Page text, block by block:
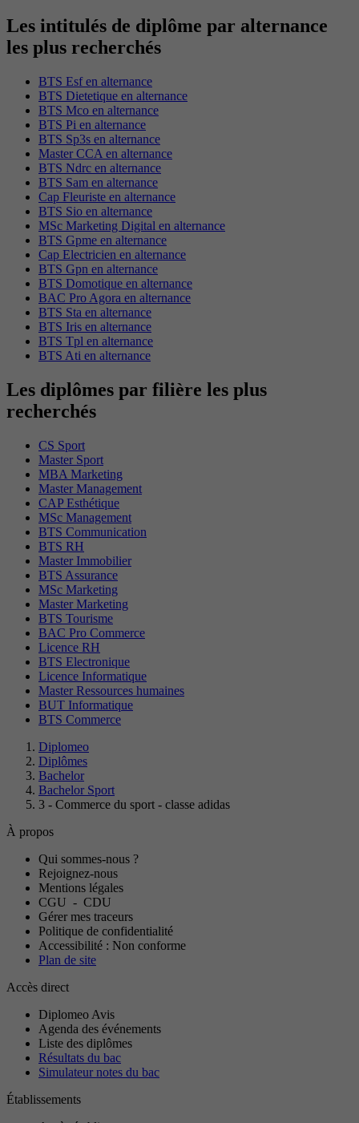
Les intitulés de diplôme par alternance
les plus recherchés
BTS Esf en alternance
BTS Dietetique en alternance
BTS Mco en alternance
BTS Pi en alternance
BTS Sp3s en alternance
Master CCA en alternance
BTS Ndrc en alternance
BTS Sam en alternance
Cap Fleuriste en alternance
BTS Sio en alternance
MSc Marketing Digital en alternance
BTS Gpme en alternance
Cap Electricien en alternance
BTS Gpn en alternance
BTS Domotique en alternance
BAC Pro Agora en alternance
BTS Sta en alternance
BTS Iris en alternance
BTS Tpl en alternance
BTS Ati en alternance
Les diplômes par filière les plus
recherchés
CS Sport
Master Sport
MBA Marketing
Master Management
CAP Esthétique
MSc Management
BTS Communication
BTS RH
Master Immobilier
BTS Assurance
MSc Marketing
Master Marketing
BTS Tourisme
BAC Pro Commerce
Licence RH
BTS Electronique
Licence Informatique
Master Ressources humaines
BUT Informatique
BTS Commerce
Diplomeo
Diplômes
Bachelor
Bachelor Sport
3 - Commerce du sport - classe adidas
À propos
Qui sommes-nous ?
Rejoignez-nous
Mentions légales
CGU - CDU
Gérer mes traceurs
Politique de confidentialité
Accessibilité : Non conforme
Plan de site
Accès direct
Diplomeo Avis
Agenda des événements
Liste des diplômes
Résultats du bac
Simulateur notes du bac
Établissements